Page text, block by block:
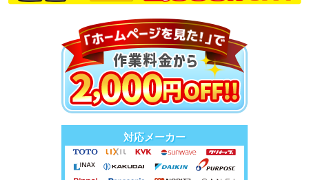
対応メーカー